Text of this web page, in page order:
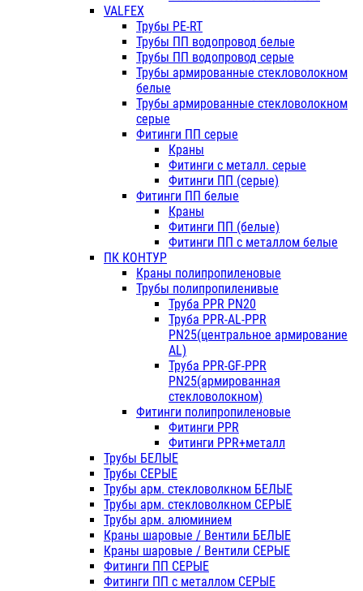
VALFEX
Трубы PE-RT
Трубы ПП водопровод белые
Трубы ПП водопровод серые
Трубы армированные стекловолокном
белые
Трубы армированные стекловолокном
серые
Фитинги ПП серые
Краны
Фитинги с металл. серые
Фитинги ПП (серые)
Фитинги ПП белые
Краны
Фитинги ПП (белые)
Фитинги ПП с металлом белые
ПК КОНТУР
Краны полипропиленовые
Трубы полипропиленивые
Труба PPR PN20
Труба PPR-AL-PPR
PN25(центральное армирование
AL)
Труба PPR-GF-PPR
PN25(армированная
стекловолокном)
Фитинги полипропиленовые
Фитинги PPR
Фитинги PPR+металл
Трубы БЕЛЫЕ
Трубы СЕРЫЕ
Трубы арм. стекловолкном БЕЛЫЕ
Трубы арм. стекловолкном СЕРЫЕ
Трубы арм. алюминием
Краны шаровые / Вентили БЕЛЫЕ
Краны шаровые / Вентили СЕРЫЕ
Фитинги ПП СЕРЫЕ
Фитинги ПП с металлом СЕРЫЕ